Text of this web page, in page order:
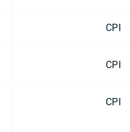
CPI
CPI
CPI